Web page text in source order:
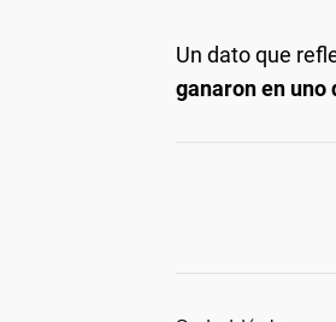
Un dato que
ganaron en uno